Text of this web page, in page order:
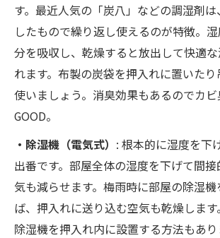
す。最近人気の「炭八」などの調湿剤
したもので繰り返し使えるのが特徴​。
分を吸収し、乾燥すると放出して快適な
れます。布製の炭袋を押入れに置いた
使いましょう。消臭効果もあるのでカ
GOOD。
・除湿機（電気式） : 根本的に湿度を下
出番です。部屋全体の湿度を下げて間
気も減らせます。梅雨時に部屋の除湿
ば、押入れに送り込む空気も乾燥しま
除湿機を押入れ内に設置する方法もあ